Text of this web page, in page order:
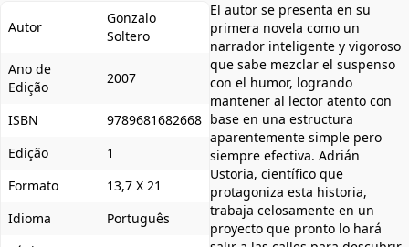
Autor
Gonzalo
Soltero
Ano de
Edição
2007
ISBN
9789681682668
Edição
1
Formato
13,7 X 21
Idioma
Português
El autor se presenta en su
primera novela como un
narrador inteligente y vigoroso
que sabe mezclar el suspenso
con el humor, logrando
mantener al lector atento con
base en una estructura
aparentemente simple pero
siempre efectiva. Adrián
Ustoria, científico que
protagoniza esta historia,
trabaja celosamente en un
proyecto que pronto lo hará